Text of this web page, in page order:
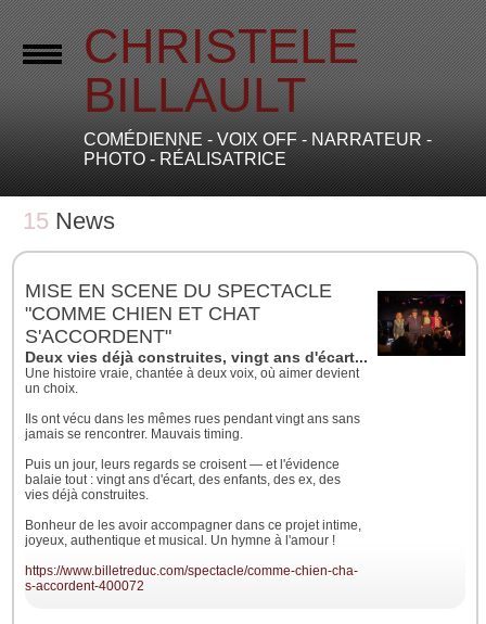
CHRISTELE
BILLAULT
COMÉDIENNE - VOIX OFF - NARRATEUR -
PHOTO - RÉALISATRICE
15 News
MISE EN SCENE DU SPECTACLE
"COMME CHIEN ET CHAT
S'ACCORDENT"
Deux vies déjà construites, vingt ans d'écart... et une
Une histoire vraie, chantée à deux voix, où aimer devient
un choix.
Ils ont vécu dans les mêmes rues pendant vingt ans sans
jamais se rencontrer. Mauvais timing.
Puis un jour, leurs regards se croisent — et l'évidence
balaie tout : vingt ans d'écart, des enfants, des ex, des
vies déjà construites.
Bonheur de les avoir accompagner dans ce projet intime,
joyeux, authentique et musical. Un hymne à l'amour !
https://www.billetreduc.com/spectacle/comme-chien-cha-
s-accordent-400072